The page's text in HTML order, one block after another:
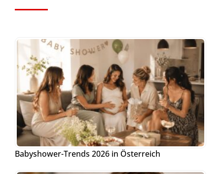
Babyshower-Trends 2026 in Österreich